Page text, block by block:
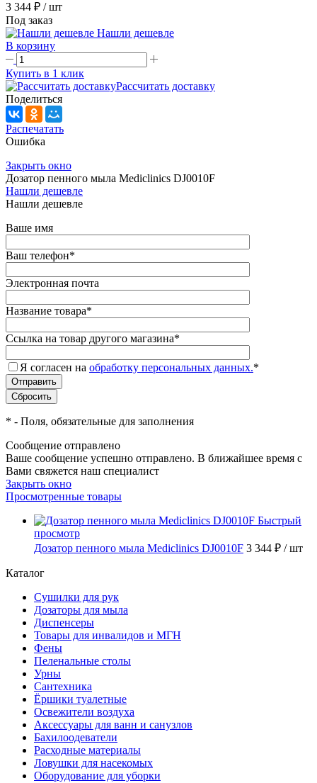
3 344 ₽ / шт
Под заказ
Нашли дешевле
В корзину
Купить в 1 клик
Рассчитать доставку
Поделиться
Распечатать
Ошибка
Закрыть окно
Дозатор пенного мыла Mediclinics DJ0010F
Нашли дешевле
Нашли дешевле
Ваше имя
Ваш телефон*
Электронная почта
Название товара*
Ссылка на товар другого магазина*
Я согласен на обработку персональных данных.*
* - Поля, обязательные для заполнения
Сообщение отправлено
Ваше сообщение успешно отправлено. В ближайшее время с
Вами свяжется наш специалист
Закрыть окно
Просмотренные товары
Быстрый
просмотр
Дозатор пенного мыла Mediclinics DJ0010F 3 344 ₽ / шт
Каталог
Сушилки для рук
Дозаторы для мыла
Диспенсеры
Товары для инвалидов и МГН
Фены
Пеленальные столы
Урны
Сантехника
Ёршики туалетные
Освежители воздуха
Аксессуары для ванн и санузлов
Бахилоодеватели
Расходные материалы
Ловушки для насекомых
Оборудование для уборки